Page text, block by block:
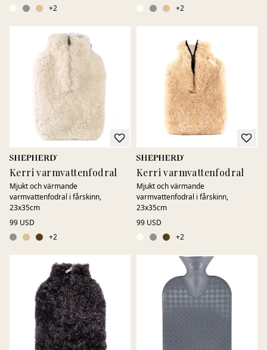
+2
+2
Kerri varmvattenfodral
Mjukt och värmande
varmvattenfodral i fårskinn,
23x35cm
99 USD
+2
Kerri varmvattenfodral
Mjukt och värmande
varmvattenfodral i fårskinn,
23x35cm
99 USD
+2